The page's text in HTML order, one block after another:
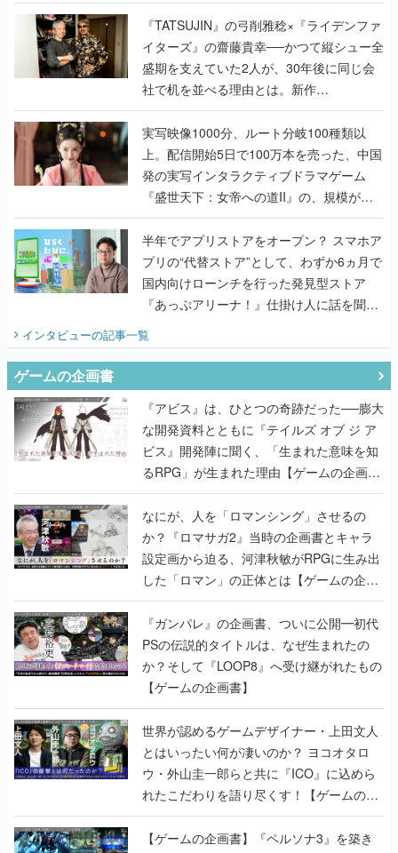
く
『TATSUJIN』の弓削雅稔×『ライデンファ
イターズ』の齋藤貴幸──かつて縦シュー全
盛期を支えていた2人が、30年後に同じ会
社で机を並べる理由とは。新作
『TATSUJIN EXTREME』で初タッグを組
んだレジェンド2人に訊く開発秘話
実写映像1000分、ルート分岐100種類以
上。配信開始5日で100万本を売った、中国
発の実写インタラクティブドラマゲーム
『盛世天下：女帝への道II』の、規模が違
うこだわりをプロデューサーに聞いた
半年でアプリストアをオープン？ スマホア
プリの“代替ストア”として、わずか6ヵ月で
国内向けローンチを行った発見型ストア
『あっぷアリーナ！』仕掛け人に話を聞い
てみた
インタビューの記事一覧
ゲームの企画書
『アビス』は、ひとつの奇跡だった──膨大
な開発資料とともに『テイルズ オブ ジ ア
ビス』開発陣に聞く、「生まれた意味を知
るRPG」が生まれた理由【ゲームの企画
書】
なにが、人を「ロマンシング」させるの
か？『ロマサガ2』当時の企画書とキャラ
設定画から迫る、河津秋敏がRPGに生み出
した「ロマン」の正体とは【ゲームの企画
書】
『ガンパレ』の企画書、ついに公開━初代
PSの伝説的タイトルは、なぜ生まれたの
か？そして『LOOP8』へ受け継がれたもの
【ゲームの企画書】
世界が認めるゲームデザイナー・上田文人
とはいったい何が凄いのか？ ヨコオタロ
ウ・外山圭一郎らと共に『ICO』に込めら
れたこだわりを語り尽くす！【ゲームの企
画書】
【ゲームの企画書】『ペルソナ3』を築き